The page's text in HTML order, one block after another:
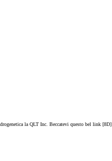
la QLT Inc. Beccatevi questo bel link [8D]